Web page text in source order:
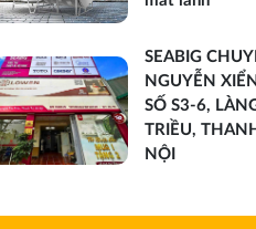
SEABIG
NGUYỄN
SỐ S3-6,
TRIỀU,
NỘI